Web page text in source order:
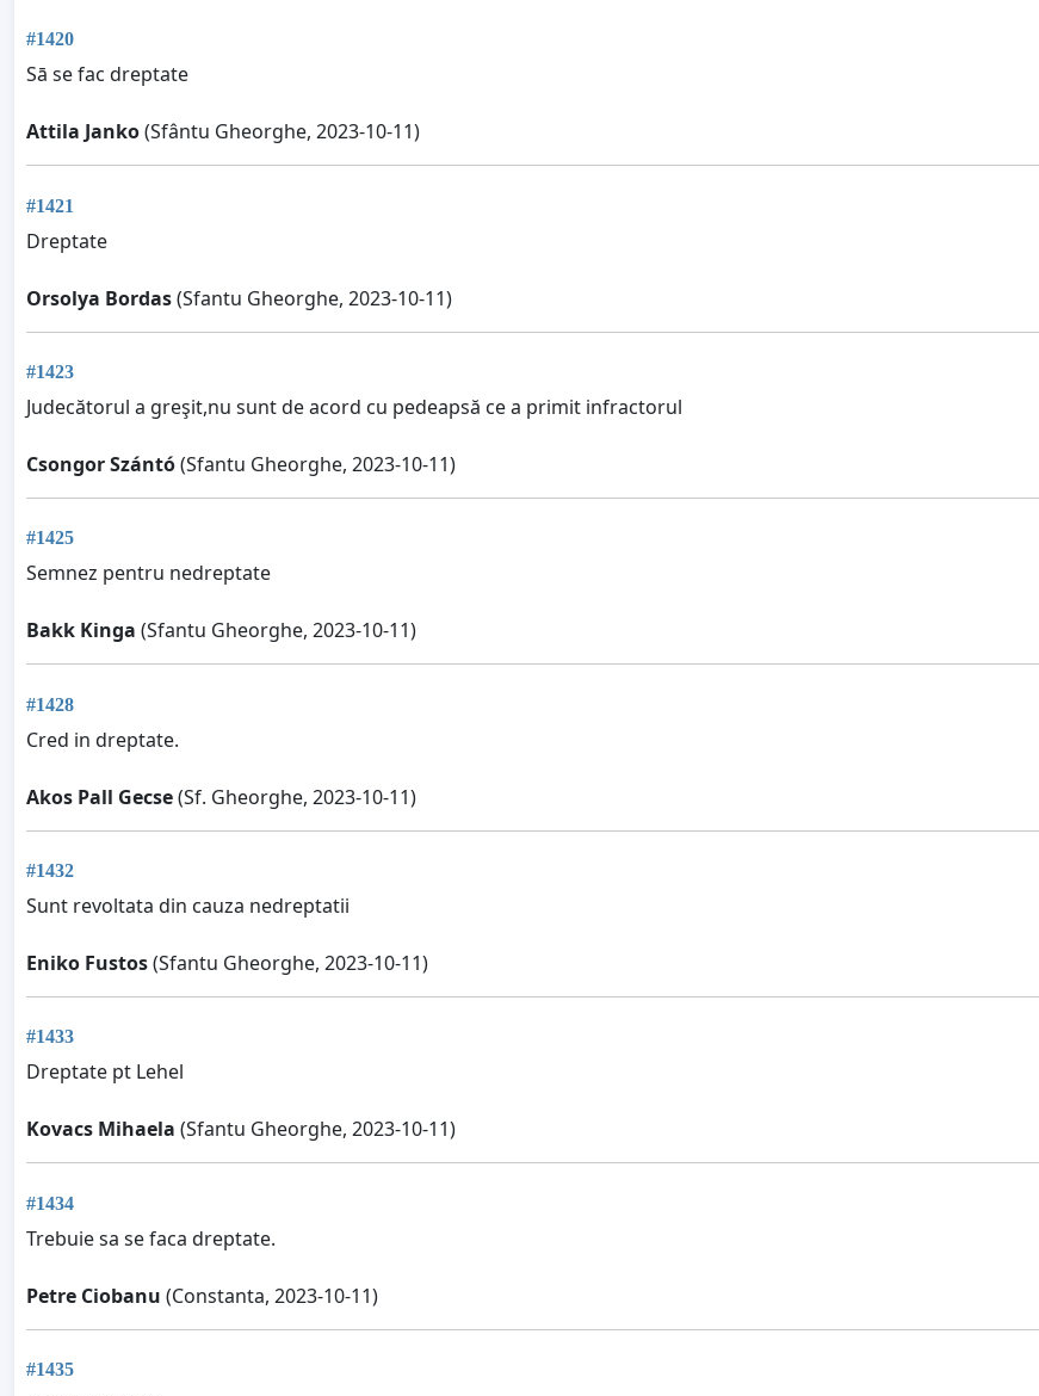
#1420
Sā se fac dreptate
Attila Janko(Sfântu Gheorghe, 2023-10-11)
#1421
Dreptate
Orsolya Bordas(Sfantu Gheorghe, 2023-10-11)
#1423
Judecătorul a greşit,nu sunt de acord cu pedeapsă ce a primit infractorul
Csongor Szántó(Sfantu Gheorghe, 2023-10-11)
#1425
Semnez pentru nedreptate
Bakk Kinga (Sfantu Gheorghe, 2023-10-11)
#1428
Cred in dreptate.
Akos Pall Gecse(Sf. Gheorghe, 2023-10-11)
#1432
Sunt revoltata din cauza nedreptatii
Eniko Fustos(Sfantu Gheorghe, 2023-10-11)
#1433
Dreptate pt Lehel
Kovacs Mihaela (Sfantu Gheorghe, 2023-10-11)
#1434
Trebuie sa se faca dreptate.
Petre Ciobanu (Constanta, 2023-10-11)
#1435